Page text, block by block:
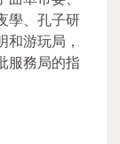
學、孔子研
游玩局，
服務局的指